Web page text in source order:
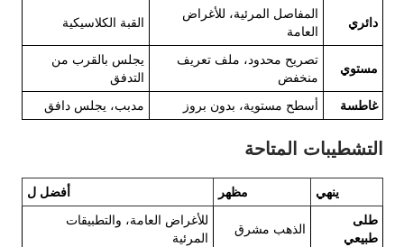
دائري
المفاصل المرئية، للأغراض
العامة
القبة الكلاسيكية
مستوي
تصريح محدود، ملف تعريف
منخفض
يجلس بالقرب من
التدفق
غاطسة
أسطح مستوية، بدون بروز مدبب، يجلس دافق
التشطيبات المتاحة
ينهي مظهر
أفضل ل
طلى
طبيعي
الذهب مشرق
للأغراض العامة، والتطبيقات
المرئية